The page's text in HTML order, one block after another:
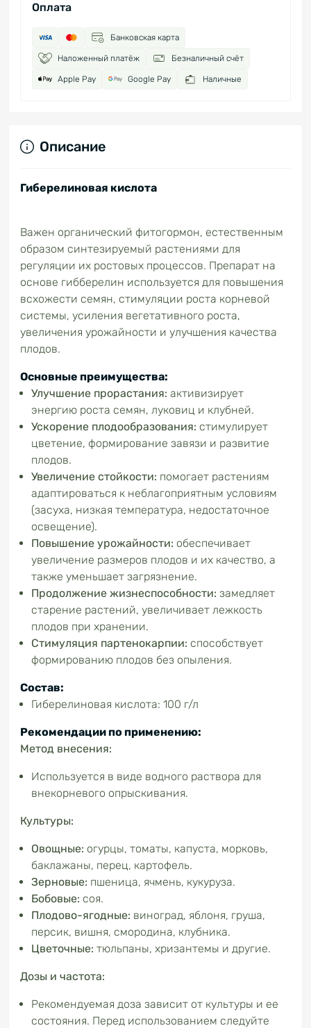
Оплата
Банковская карта
Наложенный платёж Безналичный счёт
Apple Pay Google Pay Наличные
Описание
Гиберелиновая кислота
Важен органический фитогормон, естественным
образом синтезируемый растениями для
регуляции их ростовых процессов. Препарат на
основе гибберелин используется для повышения
всхожести семян, стимуляции роста корневой
системы, усиления вегетативного роста,
увеличения урожайности и улучшения качества
плодов.
Основные преимущества:
Улучшение прорастания: активизирует
энергию роста семян, луковиц и клубней.
Ускорение плодообразования: стимулирует
цветение, формирование завязи и развитие
плодов.
Увеличение стойкости: помогает растениям
адаптироваться к неблагоприятным условиям
(засуха, низкая температура, недостаточное
освещение).
Повышение урожайности: обеспечивает
увеличение размеров плодов и их качество, а
также уменьшает загрязнение.
Продолжение жизнеспособности: замедляет
старение растений, увеличивает лежкость
плодов при хранении.
Стимуляция партенокарпии: способствует
формированию плодов без опыления.
Состав:
Гиберелиновая кислота: 100 г/л
Рекомендации по применению:
Метод внесения:
Используется в виде водного раствора для
внекорневого опрыскивания.
Культуры:
Овощные: огурцы, томаты, капуста, морковь,
баклажаны, перец, картофель.
Зерновые: пшеница, ячмень, кукуруза.
Бобовые: соя.
Плодово-ягодные: виноград, яблоня, груша,
персик, вишня, смородина, клубника.
Цветочные: тюльпаны, хризантемы и другие.
Дозы и частота:
Рекомендуемая доза зависит от культуры и ее
состояния. Перед использованием следуйте